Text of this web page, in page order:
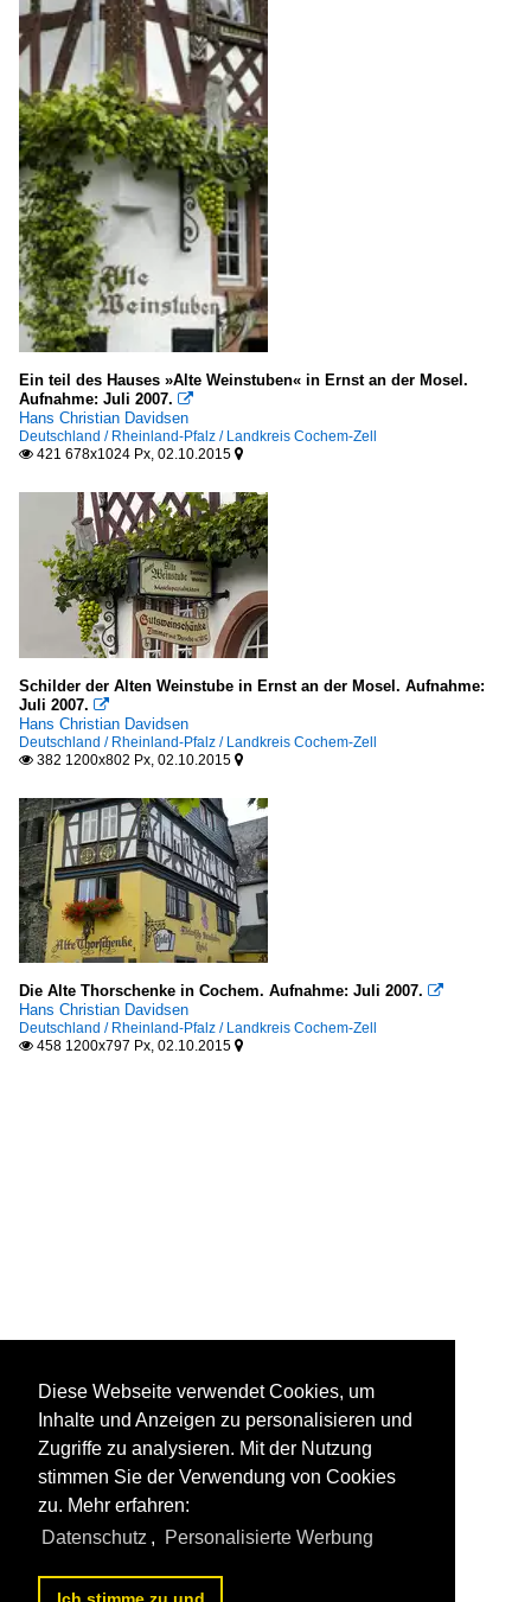
Ein teil des Hauses »Alte Weinstuben« in Ernst an der Mosel.
Aufnahme: Juli 2007. 
Hans Christian Davidsen
Deutschland / Rheinland-Pfalz / Landkreis Cochem-Zell
 421 678x1024 Px, 02.10.2015 
Schilder der Alten Weinstube in Ernst an der Mosel. Aufnahme:
Juli 2007. 
Hans Christian Davidsen
Deutschland / Rheinland-Pfalz / Landkreis Cochem-Zell
 382 1200x802 Px, 02.10.2015 
Die Alte Thorschenke in Cochem. Aufnahme: Juli 2007. 
Hans Christian Davidsen
Deutschland / Rheinland-Pfalz / Landkreis Cochem-Zell
 458 1200x797 Px, 02.10.2015 
Diese Webseite verwendet Cookies, um
Inhalte und Anzeigen zu personalisieren und
Zugriffe zu analysieren. Mit der Nutzung
stimmen Sie der Verwendung von Cookies
zu. Mehr erfahren:
Datenschutz , Personalisierte Werbung